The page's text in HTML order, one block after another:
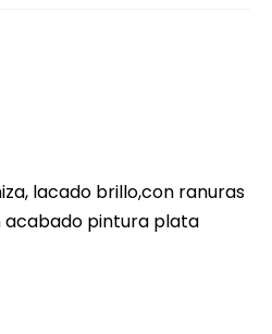
lacado brillo,con ranuras
acabado pintura plata